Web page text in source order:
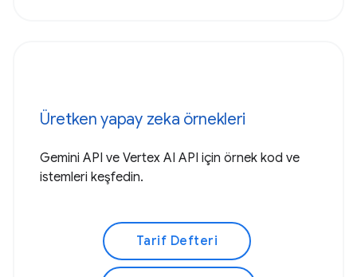
Üretken yapay zeka örnekleri
Gemini API ve Vertex AI API için örnek kod ve
istemleri keşfedin.
Tarif Defteri